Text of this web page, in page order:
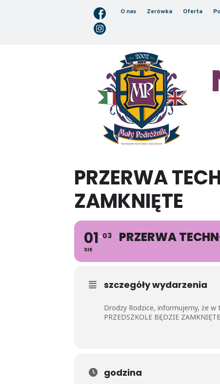
O nas Zerówka Oferta
PRZERWA
ZAMKNIĘTE
01
SIE
03 PRZERWA
szczegóły wydarzenia
Drodzy Rodzice, informujemy, że
PRZEDSZKOLE BĘDZIE
godzina